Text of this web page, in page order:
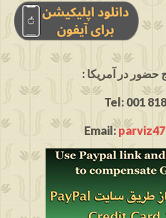
حضور در آمریکا
Tel: 001
Email: